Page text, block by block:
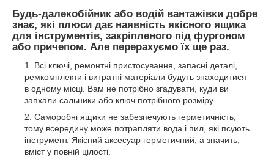
Будь-далекобійник або водій вантажівки добре
знає, які плюси дає наявність якісного ящика
для інструментів, закріпленого під фургоном
або причепом. Але перерахуємо їх ще раз.
Всі ключі, ремонтні пристосування, запасні деталі,
ремкомплекти і витратні матеріали будуть знаходитися
в одному місці. Вам не потрібно згадувати, куди ви
запхали сальники або ключ потрібного розміру.
Саморобні ящики не забезпечують герметичність,
тому всередину може потрапляти вода і пил, які псують
інструмент. Якісний аксесуар герметичний, а значить,
вміст у повній цілості.